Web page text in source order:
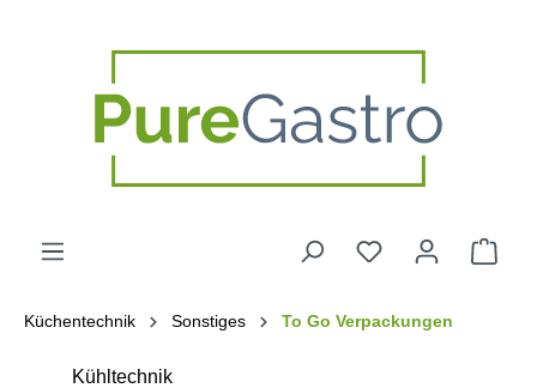
Küchentechnik Sonstiges To Go Verpackungen
Kühltechnik